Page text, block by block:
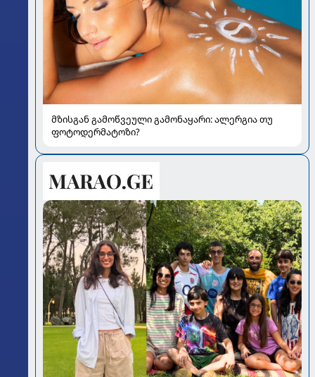
მზისგან გამოწვეული გამონაყარი: ალერგია თუ
ფოტოდერმატოზი?